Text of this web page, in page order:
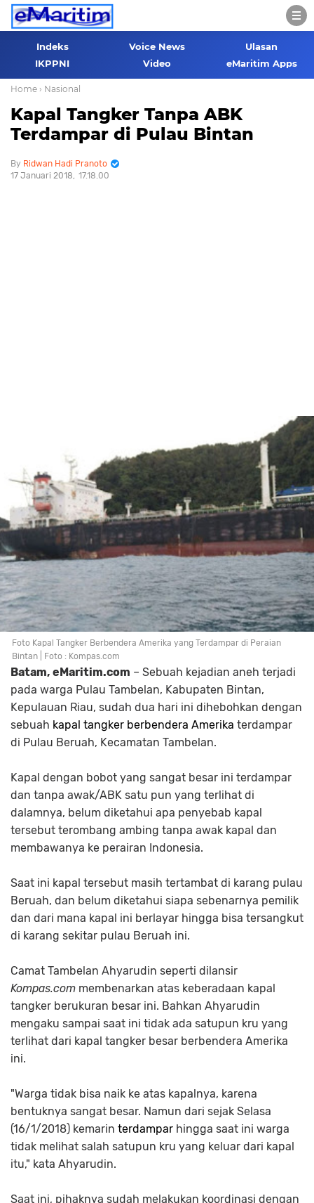
Indeks Voice News
Ulasan
IKPPNI
Video eMaritim Apps
Home › Nasional
Kapal Tangker Tanpa ABK
Terdampar di Pulau Bintan
Ridwan Hadi Pranoto
17 Januari 2018
17.18.00
Foto Kapal Tangker Berbendera Amerika yang Terdampar di Peraian
Bintan | Foto : Kompas.com
Batam, eMaritim.com – Sebuah kejadian aneh terjadi
pada warga Pulau Tambelan, Kabupaten Bintan,
Kepulauan Riau, sudah dua hari ini dihebohkan dengan
sebuah kapal tangker berbendera Amerika terdampar
di Pulau Beruah, Kecamatan Tambelan.
Kapal dengan bobot yang sangat besar ini terdampar
dan tanpa awak/ABK satu pun yang terlihat di
dalamnya, belum diketahui apa penyebab kapal
tersebut terombang ambing tanpa awak kapal dan
membawanya ke perairan Indonesia.
Saat ini kapal tersebut masih tertambat di karang pulau
Beruah, dan belum diketahui siapa sebenarnya pemilik
dan dari mana kapal ini berlayar hingga bisa tersangkut
di karang sekitar pulau Beruah ini.
Camat Tambelan Ahyarudin seperti dilansir
Kompas.com membenarkan atas keberadaan kapal
tangker berukuran besar ini. Bahkan Ahyarudin
mengaku sampai saat ini tidak ada satupun kru yang
terlihat dari kapal tangker besar berbendera Amerika
ini.
"Warga tidak bisa naik ke atas kapalnya, karena
bentuknya sangat besar. Namun dari sejak Selasa
(16/1/2018) kemarin terdampar hingga saat ini warga
tidak melihat salah satupun kru yang keluar dari kapal
itu," kata Ahyarudin.
Saat ini, pihaknya sudah melakukan koordinasi dengan